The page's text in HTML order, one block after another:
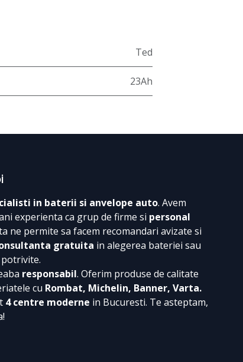
Ted
23Ah
in baterii si anvelope auto. Avem
experienta ca grup de firme si personal
ne permite sa facem recomandari avizate si
gratuita in alegerea bateriei sau
responsabil. Oferim produse de calitate
cu Rombat, Michelin, Banner, Varta.
4 centre moderne in Bucuresti. Te asteptam,